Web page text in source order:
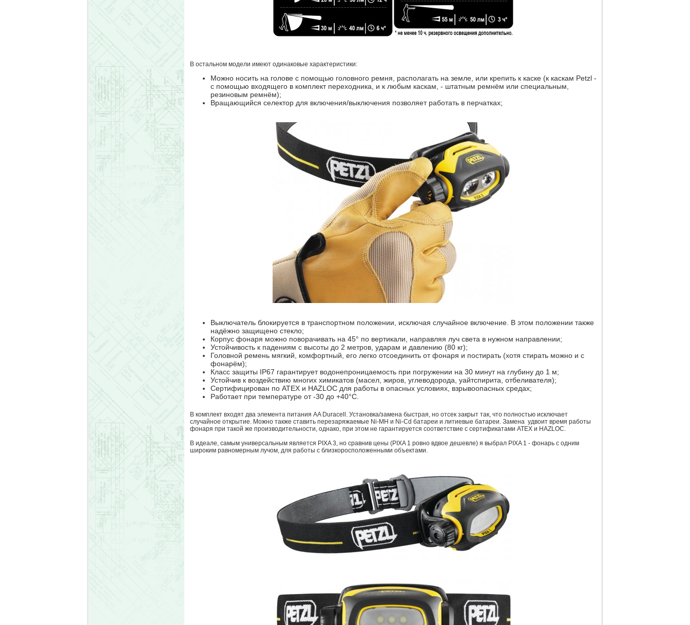
В остальном модели имеют одинаковые характеристики:
Можно носить на голове с помощью головного ремня, располагать на земле, или крепить к каске (к каскам Petzl -
с помощью входящего в комплект переходника, и к любым каскам, - штатным ремнём или специальным,
резиновым ремнём);
Вращающийся селектор для включения/выключения позволяет работать в перчатках;
Выключатель блокируется в транспортном положении, исключая случайное включение. В этом положении также
надёжно защищено стекло;
Корпус фонаря можно поворачивать на 45° по вертикали, направляя луч света в нужном направлении;
Устойчивость к падениям с высоты до 2 метров, ударам и давлению (80 кг);
Головной ремень мягкий, комфортный, его легко отсоединить от фонаря и постирать (хотя стирать можно и с
фонарём);
Класс защиты IP67 гарантирует водонепроницаемость при погружении на 30 минут на глубину до 1 м;
Устойчив к воздействию многих химикатов (масел, жиров, углеводорода, уайтспирита, отбеливателя);
Сертифицирован по ATEX и HAZLOC для работы в опасных условиях, взрывоопасных средах;
Работает при температуре от -30 до +40°C.
В комплект входят два элемента питания AA Duracell. Установка/замена быстрая, но отсек закрыт так, что полностью исключает
случайное открытие. Можно также ставить перезаряжаемые Ni-MH и Ni-Cd батареи и литиевые батареи. Замена удвоит время работы
фонаря при такой же производительности, однако, при этом не гарантируется соответствие с сертификатами ATEX и HAZLOC.
В идеале, самым универсальным является PIXA 3, но сравнив цены (PIXA 1 ровно вдвое дешевле) я выбрал PIXA 1 - фонарь с одним
широким равномерным лучом, для работы с близкоросположенными объектами.